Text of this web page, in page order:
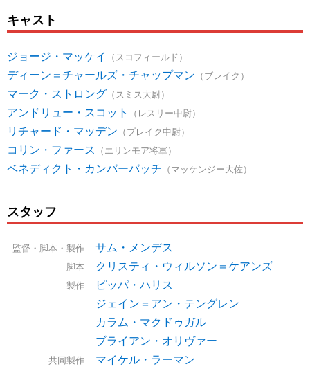
キャスト
ジョージ・マッケイ （スコフィールド）
ディーン＝チャールズ・チャップマン （ブレイク）
マーク・ストロング （スミス大尉）
アンドリュー・スコット （レスリー中尉）
リチャード・マッデン （ブレイク中尉）
コリン・ファース （エリンモア将軍）
ベネディクト・カンバーバッチ （マッケンジー大佐）
スタッフ
監督・脚本・製作 サム・メンデス
脚本 クリスティ・ウィルソン＝ケアンズ
製作
ピッパ・ハリス
ジェイン＝アン・テングレン
カラム・マクドゥガル
ブライアン・オリヴァー
共同製作
マイケル・ラーマン